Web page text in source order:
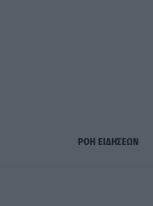
ΡΟΗ ΕΙΔΗΣΕΩΝ